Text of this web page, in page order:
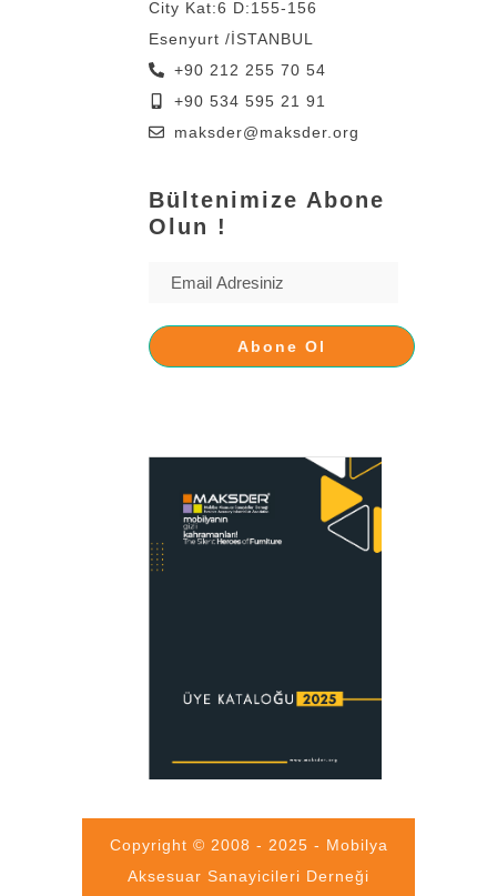
City Kat:6 D:155-156
Esenyurt /İSTANBUL
+90 212 255 70 54
+90 534 595 21 91
maksder@maksder.org
Bültenimize Abone
Olun !
Copyright © 2008 - 2025 - Mobilya
Aksesuar Sanayicileri Derneği